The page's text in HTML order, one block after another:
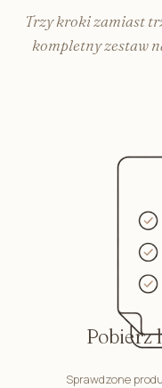
Trzy kroki zamiast
kompletny zestaw
Pobierz
Sprawdzone